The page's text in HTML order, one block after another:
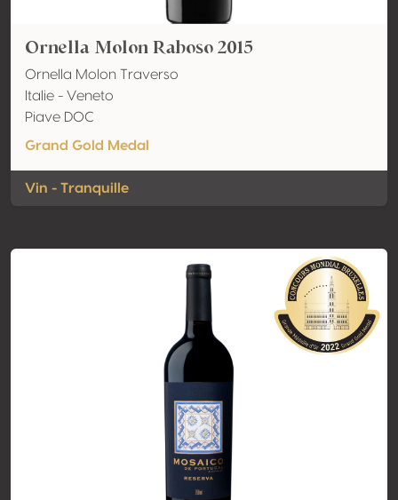
Ornella Molon Raboso 2015
Ornella Molon Traverso
Italie - Veneto
Piave DOC
Grand Gold Medal
Vin - Tranquille